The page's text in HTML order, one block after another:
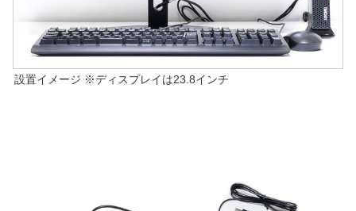
設置イメージ ※ディスプレイは23.8インチ